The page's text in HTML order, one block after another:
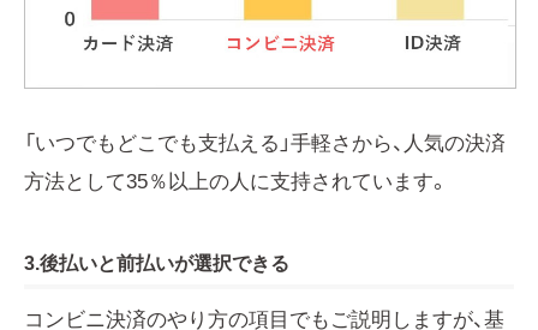
「いつでもどこでも支払える」手軽さから、人気の決済
方法として35％以上の人に支持されています。
3.後払いと前払いが選択できる
コンビニ決済のやり方の項目でもご説明しますが、基